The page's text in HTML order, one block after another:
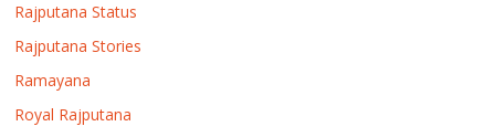
Rajputana Status
Rajputana Stories
Ramayana
Royal Rajputana